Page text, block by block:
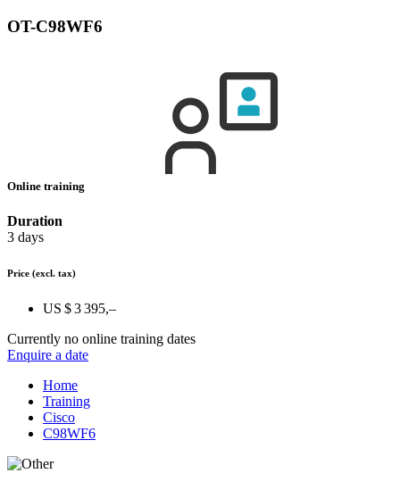
OT-C98WF6
Online training
Duration
3 days
Price (excl. tax)
US $ 3 395,–
Currently no online training dates
Enquire a date
Home
Training
Cisco
C98WF6